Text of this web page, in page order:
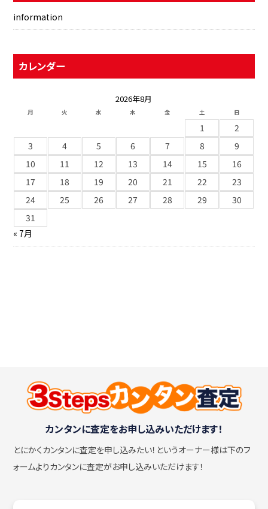
information
カレンダー
2026年8月
月 火 水 木 金 土 日
1
2
3
4 5 6 7 8
9
10
11 12 13 14 15
16
17
18 19 20 21 22
23
24
25 26 27 28 29
30
31
« 7月
カンタンに査定をお申し込みいただけます！
とにかくカンタンに査定を申し込みたい！ というオーナー様は下のフ
ォームよりカンタンに査定がお申し込みいただけます！